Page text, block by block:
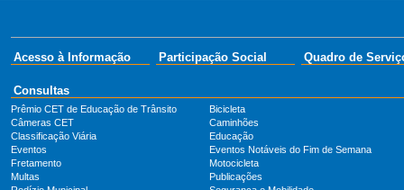
Acesso à Informação Participação Social Quadro de
Consultas
Prêmio CET de Educação de Trânsito
Bicicleta
Câmeras CET
Caminhões
Classificação Viária
Educação
Eventos
Eventos Notáveis do Fim de Semana
Fretamento
Motocicleta
Multas
Publicações